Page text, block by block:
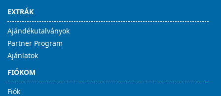
EXTRÁK
Ajándékutalványok
Partner Program
Ajánlatok
FIÓKOM
Fiók